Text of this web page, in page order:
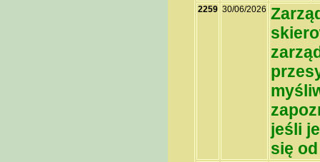
2259 30/06/2026
jeśli
się